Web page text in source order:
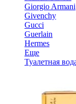
Giorgio Armani
Givenchy
Gucci
Guerlain
Hermes
Еще
Туалетная